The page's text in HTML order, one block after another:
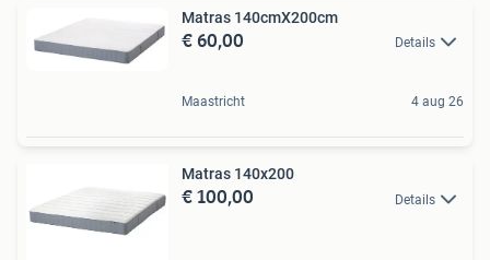
Matras 140cmX200cm
€ 60,00 Details
Maastricht 4 aug 26
Matras 140x200
€ 100,00 Details